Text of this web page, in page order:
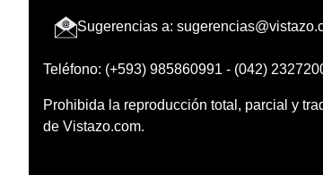
Sugerencias a:
Teléfono: (+593) 985860991 - (042)
Prohibida la reproducción total, parcial y
de Vistazo.com.